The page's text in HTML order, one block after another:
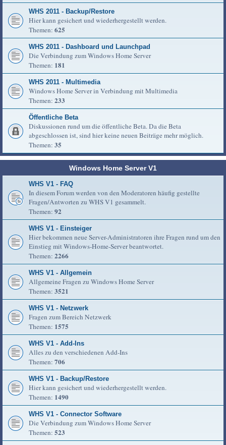
WHS 2011 - Backup/Restore
Hier kann gesichert und wiederhergestellt werden.
Themen: 625
WHS 2011 - Dashboard und Launchpad
Die Verbindung zum Windows Home Server
Themen: 181
WHS 2011 - Multimedia
Windows Home Server in Verbindung mit Multimedia
Themen: 233
Öffentliche Beta
Diskussionen rund um die öffentliche Beta. Da die Beta
abgeschlossen ist, sind hier keine neuen Beiträge mehr möglich.
Themen: 35
Windows Home Server V1
WHS V1 - FAQ
In diesem Forum werden von den Moderatoren häufig gestellte
Fragen/Antworten zu WHS V1 gesammelt.
Themen: 92
WHS V1 - Einsteiger
Hier bekommen neue Server-Administratoren ihre Fragen rund um den
Einstieg mit Windows-Home-Server beantwortet.
Themen: 2266
WHS V1 - Allgemein
Allgemeine Fragen zu Windows Home Server
Themen: 3521
WHS V1 - Netzwerk
Fragen zum Bereich Netzwerk
Themen: 1575
WHS V1 - Add-Ins
Alles zu den verschiedenen Add-Ins
Themen: 706
WHS V1 - Backup/Restore
Hier kann gesichert und wiederhergestellt werden.
Themen: 1490
WHS V1 - Connector Software
Die Verbindung zum Windows Home Server
Themen: 523